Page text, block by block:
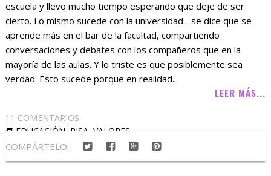
escuela y llevo mucho tiempo esperando que deje de ser
cierto. Lo mismo sucede con la universidad... se dice que se
aprende más en el bar de la facultad, compartiendo
conversaciones y debates con los compañeros que en la
mayoría de las aulas. Y lo triste es que posiblemente sea
verdad. Esto sucede porque en realidad...
LEER MÁS...
11 COMENTARIOS
EDUCACIÓN PISA VALORES
COMPÁRTELO: